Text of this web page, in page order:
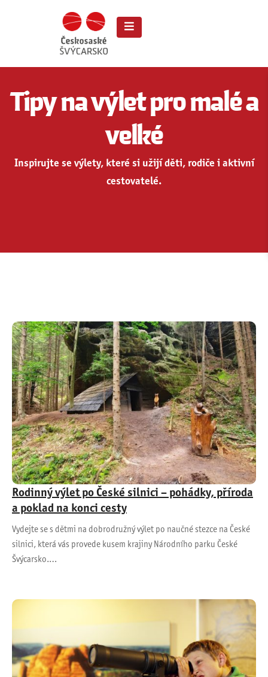
Tipy na výlet pro malé a
velké
Inspirujte se výlety, které si užijí děti, rodiče i aktivní
cestovatelé.
Rodinný výlet po České silnici – pohádky, příroda
a poklad na konci cesty
Vydejte se s dětmi na dobrodružný výlet po naučné stezce na České
silnici, která vás provede kusem krajiny Národního parku České
Švýcarsko.…